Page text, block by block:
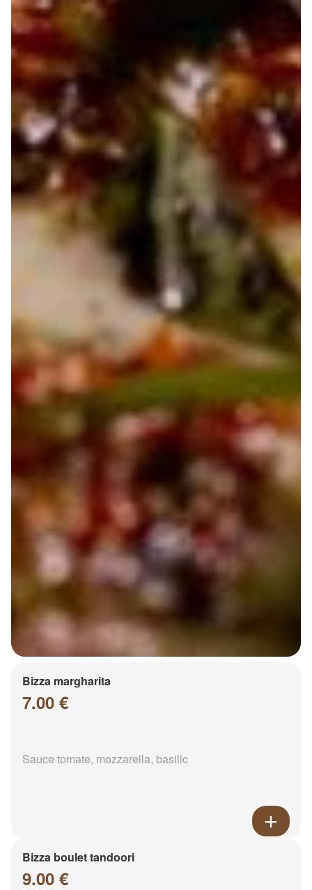
Bizza margharita
7.00 €
Sauce tomate, mozzarella, basilic
Bizza boulet tandoori
9.00 €